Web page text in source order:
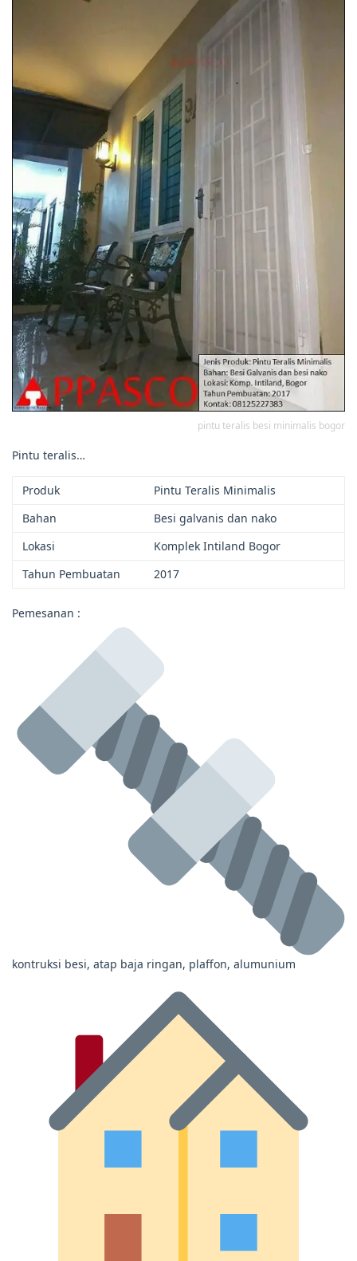
pintu teralis besi minimalis bogor
Pintu teralis…
Produk
Pintu Teralis Minimalis
Bahan
Besi galvanis dan nako
Lokasi
Komplek Intiland Bogor
Tahun Pembuatan
2017
Pemesanan :
kontruksi besi, atap baja ringan, plaffon, alumunium